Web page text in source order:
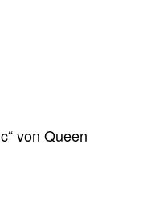
von Queen